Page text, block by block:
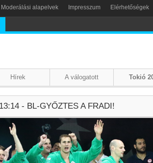
Moderálási alapelvek Impresszum Elérhetőségek
Hírek A válogatott Tokió
- BL-GYŐZTES A FRADI!